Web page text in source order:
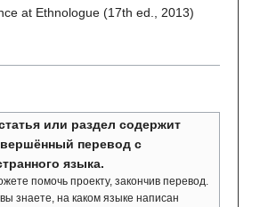
at Ethnologue (17th ed., 2013)
или раздел содержит
перевод с
языка.
помочь проекту, закончив перевод.
знаете, на каком языке написан